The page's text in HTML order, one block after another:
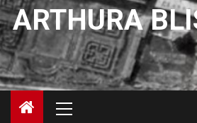
ARTHURA
główne